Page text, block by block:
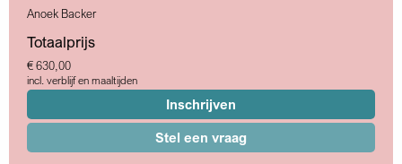
Anoek Backer
Totaalprijs
€ 630,00
incl. verblijf en maaltijden
Inschrijven
Stel een vraag